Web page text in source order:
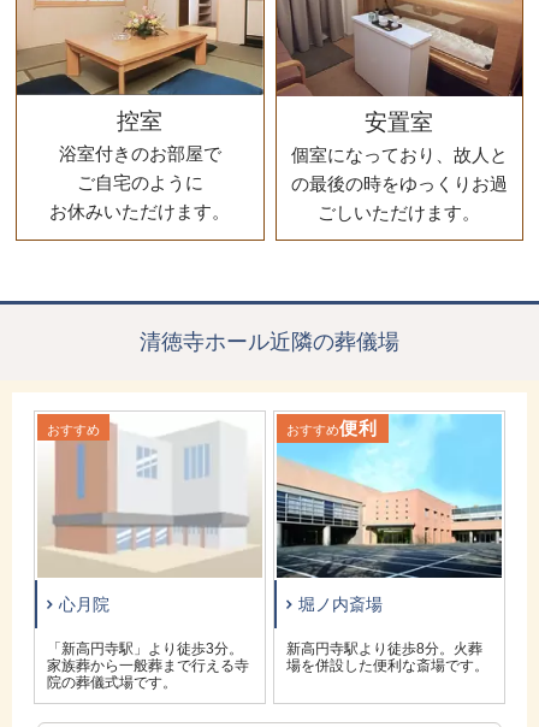
控室
浴室付きのお部屋で
ご自宅のように
お休みいただけます。
安置室
個室になっており、故人と
の最後の時をゆっくりお過
ごしいただけます。
清徳寺ホール近隣の葬儀場
おすすめ
心月院
「新高円寺駅」より徒歩3分。
家族葬から一般葬まで行える寺
院の葬儀式場です。
おすすめ便利
堀ノ内斎場
新高円寺駅より徒歩8分。火葬
場を併設した便利な斎場です。